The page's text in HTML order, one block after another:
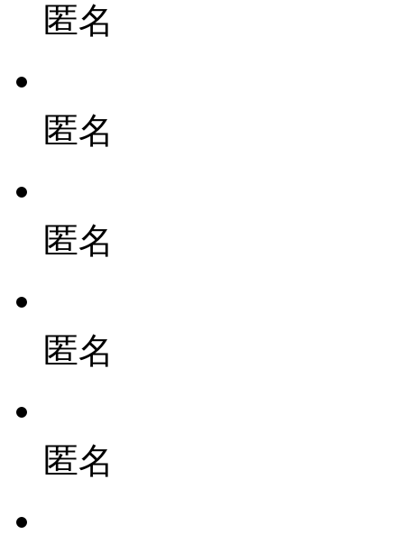
匿名
匿名
匿名
匿名
匿名